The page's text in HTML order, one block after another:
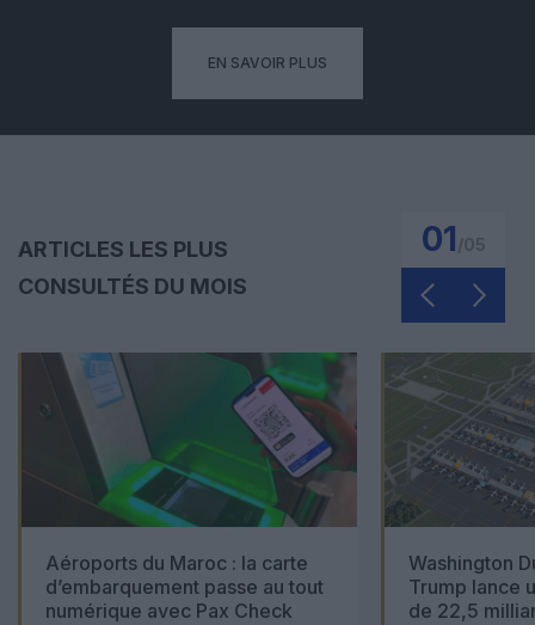
EN SAVOIR PLUS
ARTICLES LES PLUS
CONSULTÉS DU MOIS
01
Aéroports du Maroc : la carte
d’embarquement passe au tout
numérique avec Pax Check
Washington
Trump lance
de 22,5